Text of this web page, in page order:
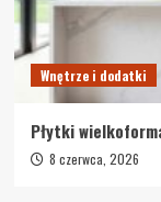
Wnętrze i dodatki
Płytki
8 czerwca, 2026